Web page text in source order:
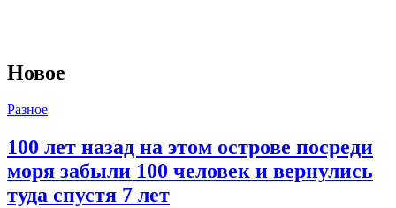
Новое
Разное
100 лет назад на этом острове посреди
моря забыли 100 человек и вернулись
туда спустя 7 лет